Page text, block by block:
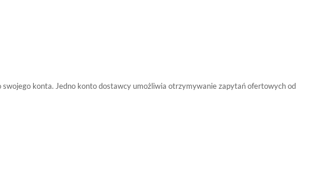
konta. Jedno konto dostawcy umożliwia otrzymywanie zapytań ofertowych od